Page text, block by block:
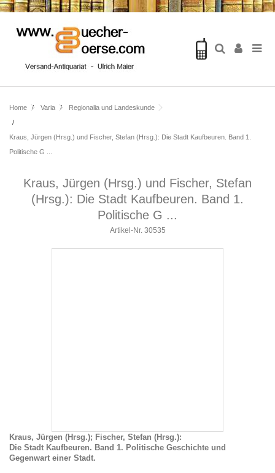
Home Varia Regionalia und Landeskunde
Kraus, Jürgen (Hrsg.) und Fischer, Stefan (Hrsg.): Die Stadt Kaufbeuren. Band 1.
Politische G ...
Kraus, Jürgen (Hrsg.) und Fischer, Stefan
(Hrsg.): Die Stadt Kaufbeuren. Band 1.
Politische G ...
Artikel-Nr. 30535
Kraus, Jürgen (Hrsg.); Fischer, Stefan (Hrsg.):
Die Stadt Kaufbeuren. Band 1. Politische Geschichte und
Gegenwart einer Stadt.